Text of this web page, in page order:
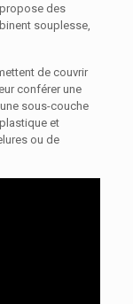
des
souplesse,
de couvrir
conférer une
sous-couche
et
ou de